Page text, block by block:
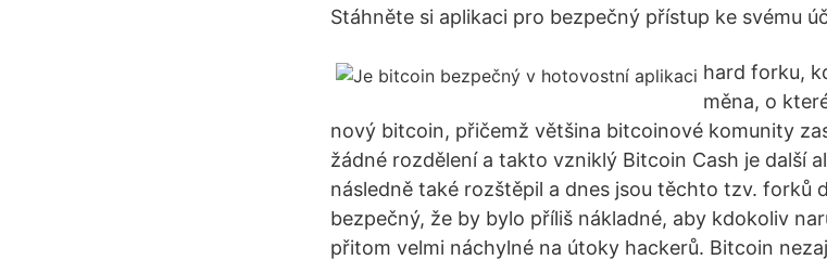
Stáhněte si aplikaci pro bezpečný přístup ke svému
hard forku,
měna, o
nový bitcoin, přičemž většina bitcoinové komunity
žádné rozdělení a takto vzniklý Bitcoin Cash je další
následně také rozštěpil a dnes jsou těchto tzv. forků
bezpečný, že by bylo příliš nákladné, aby kdokoliv
přitom velmi náchylné na útoky hackerů. Bitcoin